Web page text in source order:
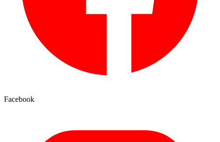
Facebook